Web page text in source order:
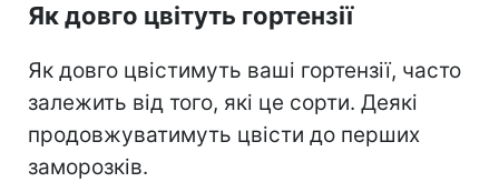
Як довго цвітуть гортензії
Як довго цвістимуть ваші гортензії, часто
залежить від того, які це сорти. Деякі
продовжуватимуть цвісти до перших
заморозків.